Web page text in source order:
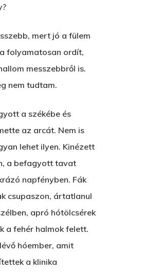
mert jó a fülem
folyamatosan ordít,
messzebbről is.
nem tudtam.
a székébe és
az arcát. Nem is
lehet ilyen. Kinézett
a befagyott tavat
napfényben. Fák
csupaszon, ártatlanul
apró hótölcsérek
a fehér halmok felett.
hóember, amit
a klinika
Nem Szégyen Az
KI-BEJÁRAT
És Akkor A Balta
A Pitli
Ment A Hűtlen
Egy Be-Fektetést,
FELICITÁ
Betli
Hírek
customizable off canvas
About Salient
T: +216 (0)40 3629
E: